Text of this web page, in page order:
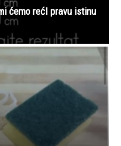
ćemo rećI pravu istinu